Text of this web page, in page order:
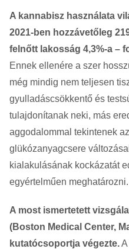
A kannabisz használata
2021-ben hozzávetőleg
felnőtt lakosság 4,3%-a –
Ennek ellenére a szer
még mindig nem teljesen
gyulladáscsökkentő és
tulajdonítanak neki, más
aggodalommal tekintenek
glükózanyagcsere
kialakulásának kockázatát
egyértelműen meghatározni.
A most ismertetett
(Boston Medical Center,
kutatócsoportja végezte.